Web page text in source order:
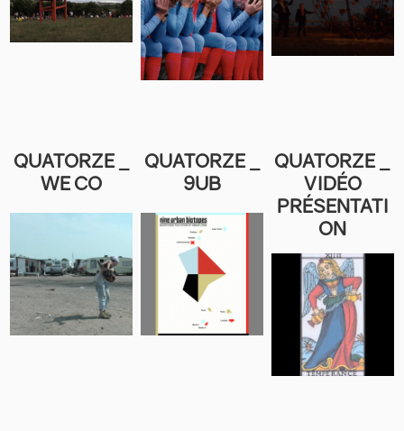
QUATORZE _
WE CO
QUATORZE _
9UB
QUATORZE _
VIDÉO
PRÉSENTATI
ON